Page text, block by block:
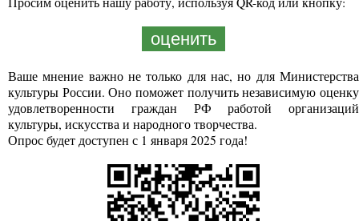
оценить
Ваше мнение важно не только для нас, но для Министерства
культуры России. Оно поможет получить независимую оценку
удовлетворенности граждан РФ работой организаций
культуры, искусства и народного творчества.
Опрос будет доступен с 1 января 2025 года!